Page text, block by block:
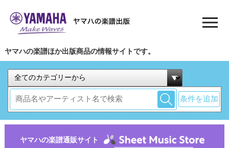
ヤマハの楽譜ほか出版商品の情報サイトです。
条件を追加
ヤマハの楽譜通販サイト